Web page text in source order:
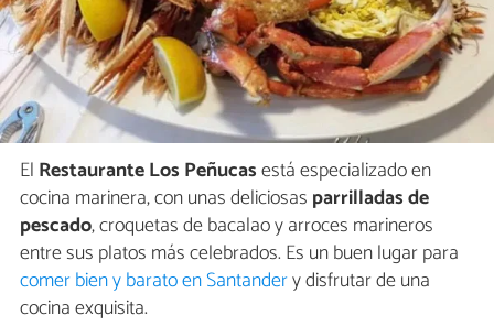
El Restaurante Los Peñucasestá especializado en
cocina marinera, con unas deliciosas parrilladas de
pescado, croquetas de bacalao y arroces marineros
entre sus platos más celebrados. Es un buen lugar para
comer bien y barato en Santandery disfrutar de una
cocina exquisita.